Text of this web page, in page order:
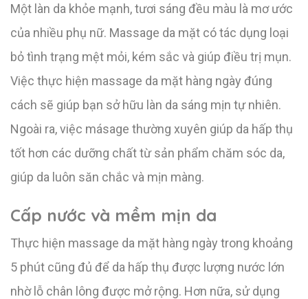
Một làn da khỏe mạnh, tươi sáng đều màu là mơ ước
của nhiều phụ nữ. Massage da mặt có tác dụng loại
bỏ tình trạng mệt mỏi, kém sắc và giúp điều trị mụn.
Việc thực hiện massage da mặt hàng ngày đúng
cách sẽ giúp bạn sở hữu làn da sáng mịn tự nhiên.
Ngoài ra, việc másage thường xuyên giúp da hấp thụ
tốt hơn các dưỡng chất từ sản phẩm chăm sóc da,
giúp da luôn săn chắc và mịn màng.
Cấp nước và mềm mịn da
Thực hiện massage da mặt hàng ngày trong khoảng
5 phút cũng đủ để da hấp thụ được lượng nước lớn
nhờ lỗ chân lông được mở rộng. Hơn nữa, sử dụng